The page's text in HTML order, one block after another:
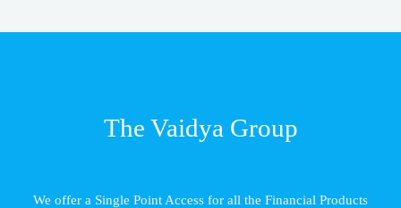
The Vaidya Group
We offer a Single Point Access for all the Financial Products